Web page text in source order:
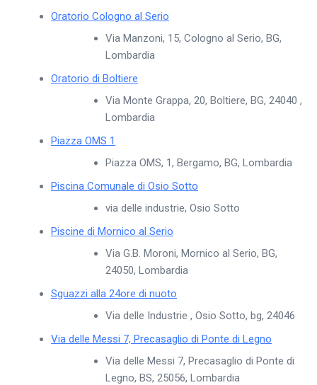
Oratorio Cologno al Serio
Via Manzoni, 15, Cologno al Serio, BG,
Lombardia
Oratorio di Boltiere
Via Monte Grappa, 20, Boltiere, BG, 24040 ,
Lombardia
Piazza OMS 1
Piazza OMS, 1, Bergamo, BG, Lombardia
Piscina Comunale di Osio Sotto
via delle industrie, Osio Sotto
Piscine di Mornico al Serio
Via G.B. Moroni, Mornico al Serio, BG,
24050, Lombardia
Sguazzi alla 24ore di nuoto
Via delle Industrie , Osio Sotto, bg, 24046
Via delle Messi 7, Precasaglio di Ponte di Legno
Via delle Messi 7, Precasaglio di Ponte di
Legno, BS, 25056, Lombardia